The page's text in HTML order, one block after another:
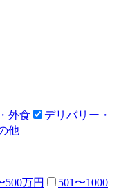
外食
デリバリー・
他
500万円
501〜1000